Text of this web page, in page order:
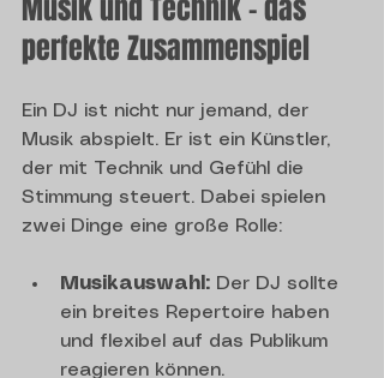
Musik und Technik – das
perfekte Zusammenspiel
Ein DJ ist nicht nur jemand, der
Musik abspielt. Er ist ein Künstler,
der mit Technik und Gefühl die
Stimmung steuert. Dabei spielen
zwei Dinge eine große Rolle:
Musikauswahl: Der DJ sollte
ein breites Repertoire haben
und flexibel auf das Publikum
reagieren können.